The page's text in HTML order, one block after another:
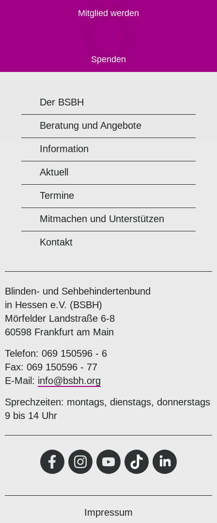
Mitglied werden
Spenden
Der BSBH
Beratung und Angebote
Information
Aktuell
Termine
Mitmachen und Unterstützen
Kontakt
Blinden- und Sehbehindertenbund
in Hessen e.V. (BSBH)
Mörfelder Landstraße 6-8
60598 Frankfurt am Main
Telefon: 069 150596 - 6
Fax: 069 150596 - 77
E-Mail: info@bsbh.org
Sprechzeiten: montags, dienstags, donnerstags
9 bis 14 Uhr
Impressum